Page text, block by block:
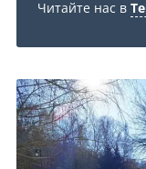
Читайте нас в